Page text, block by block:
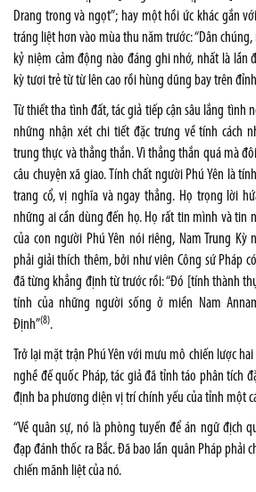
Drang trong và ngọt”; hay một hồi ức khác gắn
tráng liệt hơn vào mùa thu năm trước: “Dân chúng,
kỷ niệm cảm động nào đáng ghi nhớ, nhất là lần
kỳ tươi trẻ từ từ lên cao rồi hùng dũng bay trên
Từ thiết tha tình đất, tác giả tiếp cận sâu lắng tình
những nhận xét chi tiết đặc trưng về tính cách
trung thực và thẳng thắn. Vì thẳng thắn quá mà
câu chuyện xã giao. Tính chất người Phú Yên là
trang cổ, vị nghĩa và ngay thẳng. Họ trọng lời
những ai cần dùng đến họ. Họ rất tin mình và tin
của con người Phú Yên nói riêng, Nam Trung Kỳ
phải giải thích thêm, bởi như viên Công sứ Pháp
đã từng khẳng định từ trước rồi: “Đó [tính thành
tính của những người sống ở miền Nam
Định”(8).
Trở lại mặt trận Phú Yên với mưu mô chiến lược
nghề đế quốc Pháp, tác giả đã tỉnh táo phân tích
định ba phương diện vị trí chính yếu của tỉnh một
“Về quân sự, nó là phòng tuyến để án ngữ địch
đạp đánh thốc ra Bắc. Đã bao lần quân Pháp phải
chiến mãnh liệt của nó.